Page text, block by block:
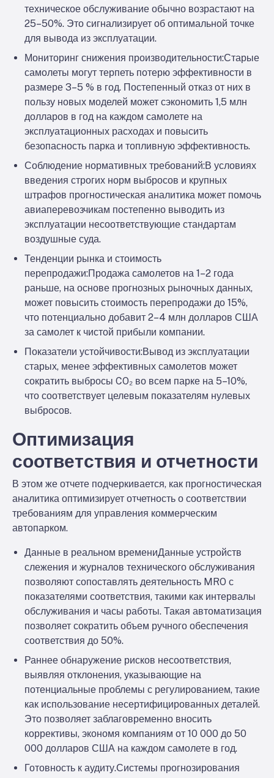
техническое обслуживание обычно возрастают на
25–50%. Это сигнализирует об оптимальной точке
для вывода из эксплуатации.
Мониторинг снижения производительности:Старые
самолеты могут терпеть потерю эффективности в
размере 3–5 % в год. Постепенный отказ от них в
пользу новых моделей может сэкономить 1,5 млн
долларов в год на каждом самолете на
эксплуатационных расходах и повысить
безопасность парка и топливную эффективность.
Соблюдение нормативных требований:В условиях
введения строгих норм выбросов и крупных
штрафов прогностическая аналитика может помочь
авиаперевозчикам постепенно выводить из
эксплуатации несоответствующие стандартам
воздушные суда.
Тенденции рынка и стоимость
перепродажи:Продажа самолетов на 1–2 года
раньше, на основе прогнозных рыночных данных,
может повысить стоимость перепродажи до 15%,
что потенциально добавит 2–4 млн долларов США
за самолет к чистой прибыли компании.
Показатели устойчивости:Вывод из эксплуатации
старых, менее эффективных самолетов может
сократить выбросы CO₂ во всем парке на 5–10%,
что соответствует целевым показателям нулевых
выбросов.
Оптимизация
соответствия и отчетности
В этом же отчете подчеркивается, как прогностическая
аналитика оптимизирует отчетность о соответствии
требованиям для управления коммерческим
автопарком.
Данные в реальном времениДанные устройств
слежения и журналов технического обслуживания
позволяют сопоставлять деятельность MRO с
показателями соответствия, такими как интервалы
обслуживания и часы работы. Такая автоматизация
позволяет сократить объем ручного обеспечения
соответствия до 50%.
Раннее обнаружение рисков несоответствия,
выявляя отклонения, указывающие на
потенциальные проблемы с регулированием, такие
как использование несертифицированных деталей.
Это позволяет заблаговременно вносить
коррективы, экономя компаниям от 10 000 до 50
000 долларов США на каждом самолете в год.
Готовность к аудиту.Системы прогнозирования